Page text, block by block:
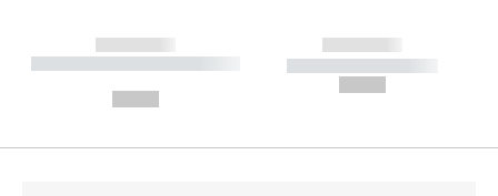
------------
----------- ----------- --------
------------
----------- -----------